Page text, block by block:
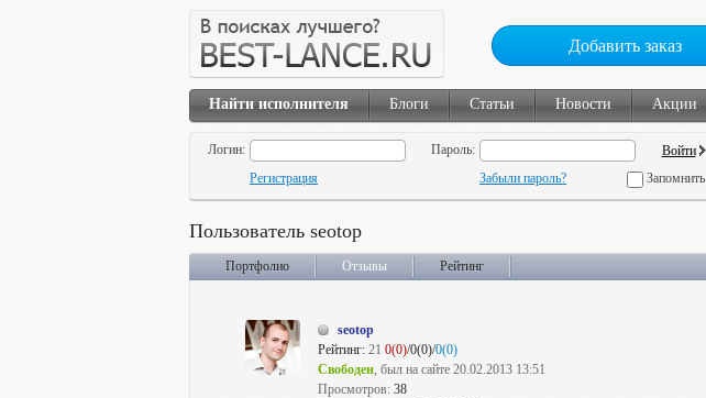
Добавить заказ
Найти исполнителя Блоги Статьи Новости Акции
Логин:
Пароль:
Регистрация
Забыли пароль? Запомнить
Пользователь seotop
Портфолио Отзывы Рейтинг
seotop
Рейтинг: 21 0(0)/0(0)/0(0)
Свободен, был на сайте 20.02.2013 13:51
Просмотров: 38